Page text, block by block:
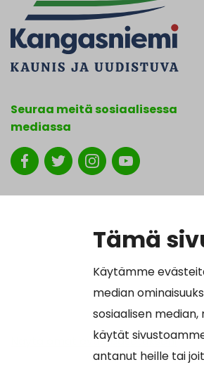
Tämä
Käytämme
median
sosiaalisen
käytät
antanut heille tai
Seuraa meitä sosiaalisessa
mediassa
Näytä omat evästeasetukseni